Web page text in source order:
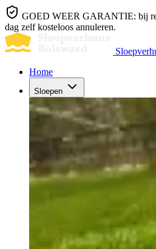
GOED WEER GARANTIE: bij
dag zelf kosteloos annuleren.
Home
Sloepen